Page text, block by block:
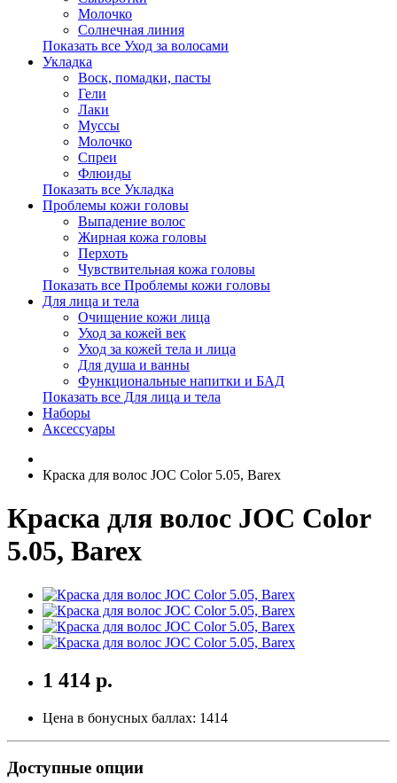
Молочко
Солнечная линия
Показать все Уход за волосами
Укладка
Воск, помадки, пасты
Гели
Лаки
Муссы
Молочко
Спреи
Флюиды
Показать все Укладка
Проблемы кожи головы
Выпадение волос
Жирная кожа головы
Перхоть
Чувствительная кожа головы
Показать все Проблемы кожи головы
Для лица и тела
Очищение кожи лица
Уход за кожей век
Уход за кожей тела и лица
Для душа и ванны
Функциональные напитки и БАД
Показать все Для лица и тела
Наборы
Аксессуары
Краска для волос JOC Color 5.05, Barex
Краска для волос JOC Color
5.05, Barex
1 414 р.
Цена в бонусных баллах: 1414
Доступные опции